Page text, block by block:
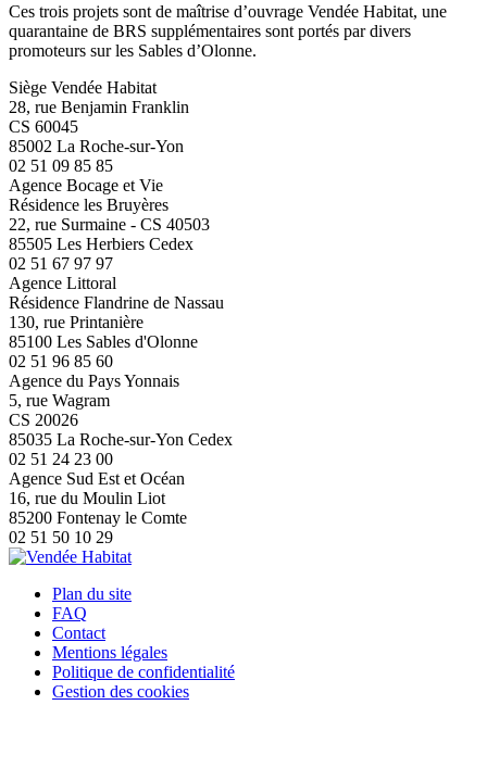
Ces trois projets sont de maîtrise d’ouvrage Vendée Habitat, une
quarantaine de BRS supplémentaires sont portés par divers
promoteurs sur les Sables d’Olonne.
Siège Vendée Habitat
28, rue Benjamin Franklin
CS 60045
85002 La Roche-sur-Yon
02 51 09 85 85
Agence Bocage et Vie
Résidence les Bruyères
22, rue Surmaine - CS 40503
85505 Les Herbiers Cedex
02 51 67 97 97
Agence Littoral
Résidence Flandrine de Nassau
130, rue Printanière
85100 Les Sables d'Olonne
02 51 96 85 60
Agence du Pays Yonnais
5, rue Wagram
CS 20026
85035 La Roche-sur-Yon Cedex
02 51 24 23 00
Agence Sud Est et Océan
16, rue du Moulin Liot
85200 Fontenay le Comte
02 51 50 10 29
Plan du site
FAQ
Contact
Mentions légales
Politique de confidentialité
Gestion des cookies